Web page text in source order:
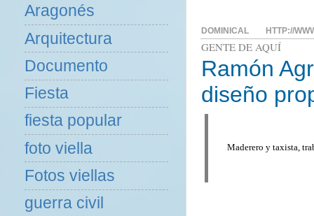
DOMINICAL HTTP://
GENTE DE AQUÍ
Ramón
diseño
Maderero y taxista,
Aragonés
Arquitectura
Documento
Fiesta
fiesta popular
foto viella
Fotos viellas
guerra civil